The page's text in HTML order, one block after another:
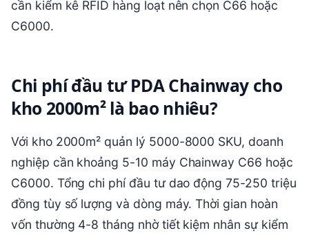
cần kiểm kê RFID hàng loạt nên chọn C66 hoặc
C6000.
Chi phí đầu tư PDA Chainway cho
kho 2000m² là bao nhiêu?
Với kho 2000m² quản lý 5000-8000 SKU, doanh
nghiệp cần khoảng 5-10 máy Chainway C66 hoặc
C6000. Tổng chi phí đầu tư dao động 75-250 triệu
đồng tùy số lượng và dòng máy. Thời gian hoàn
vốn thường 4-8 tháng nhờ tiết kiệm nhân sự kiểm